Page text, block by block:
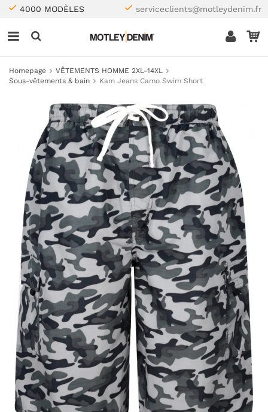
4000 MODÈLES serviceclients@motleydenim.fr
Homepage
VÊTEMENTS HOMME 2XL-14XL
Sous-vêtements & bain
Kam Jeans Camo Swim Short